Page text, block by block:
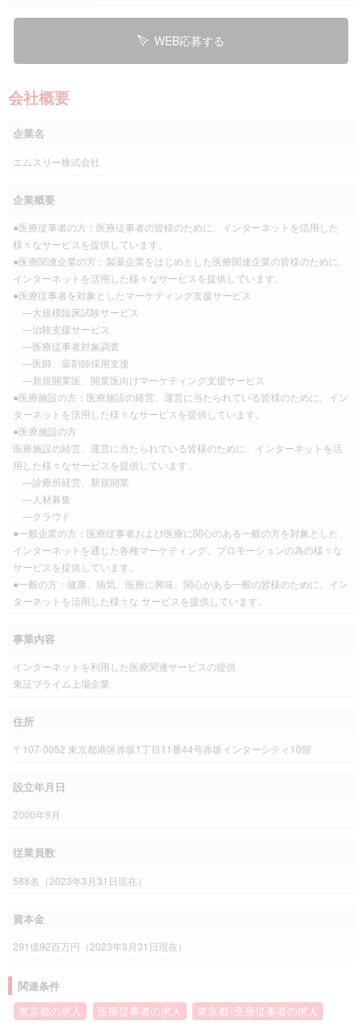
WEB応募する
会社概要
企業名
エムスリー株式会社
企業概要
●医療従事者の方：医療従事者の皆様のために、インターネットを活用した
様々なサービスを提供しています。
●医療関連企業の方：製薬企業をはじめとした医療関連企業の皆様のために、
インターネットを活用した様々なサービスを提供しています。
●医療従事者を対象としたマーケティング支援サービス
―大規模臨床試験サービス
―治験支援サービス
―医療従事者対象調査
―医師、薬剤師採用支援
―新規開業医、開業医向けマーケティング支援サービス
●医療施設の方：医療施設の経営、運営に当たられている皆様のために、イン
ターネットを活用した様々なサービスを提供しています。
●医療施設の方
医療施設の経営、運営に当たられている皆様のために、インターネットを活
用した様々なサービスを提供しています。
―診療所経営、新規開業
―人材募集
―クラウド
●一般企業の方：医療従事者および医療に関心のある一般の方を対象とした、
インターネットを通じた各種マーケティング、プロモーションの為の様々な
サービスを提供しています。
●一般の方：健康、病気、医療に興味、関心がある一般の皆様のために、イン
ターネットを活用した様々な サービスを提供しています。
事業内容
インターネットを利用した医療関連サービスの提供
東証プライム上場企業
住所
〒107-0052 東京都港区赤坂1丁目11番44号赤坂インターシティ10階
設立年月日
2000年9月
従業員数
588名（2023年3月31日現在）
資本金
291億92百万円（2023年3月31日現在）
関連条件
東京都の求人 医療従事者の求人 東京都×医療従事者の求人